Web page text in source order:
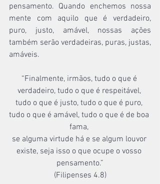
pensamento. Quando enchemos nossa
mente com aquilo que é verdadeiro,
puro, justo, amável, nossas ações
também serão verdadeiras, puras, justas,
amáveis.
“Finalmente, irmãos, tudo o que é
verdadeiro, tudo o que é respeitável,
tudo o que é justo, tudo o que é puro,
tudo o que é amável, tudo o que é de boa
fama,
se alguma virtude há e se algum louvor
existe, seja isso o que ocupe o vosso
pensamento.”
(Filipenses 4.8)